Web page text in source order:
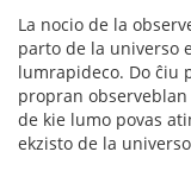
La nocio de la
parto de la universo
lumrapideco. Do ĉiu
propran
de kie lumo povas
ekzisto de la